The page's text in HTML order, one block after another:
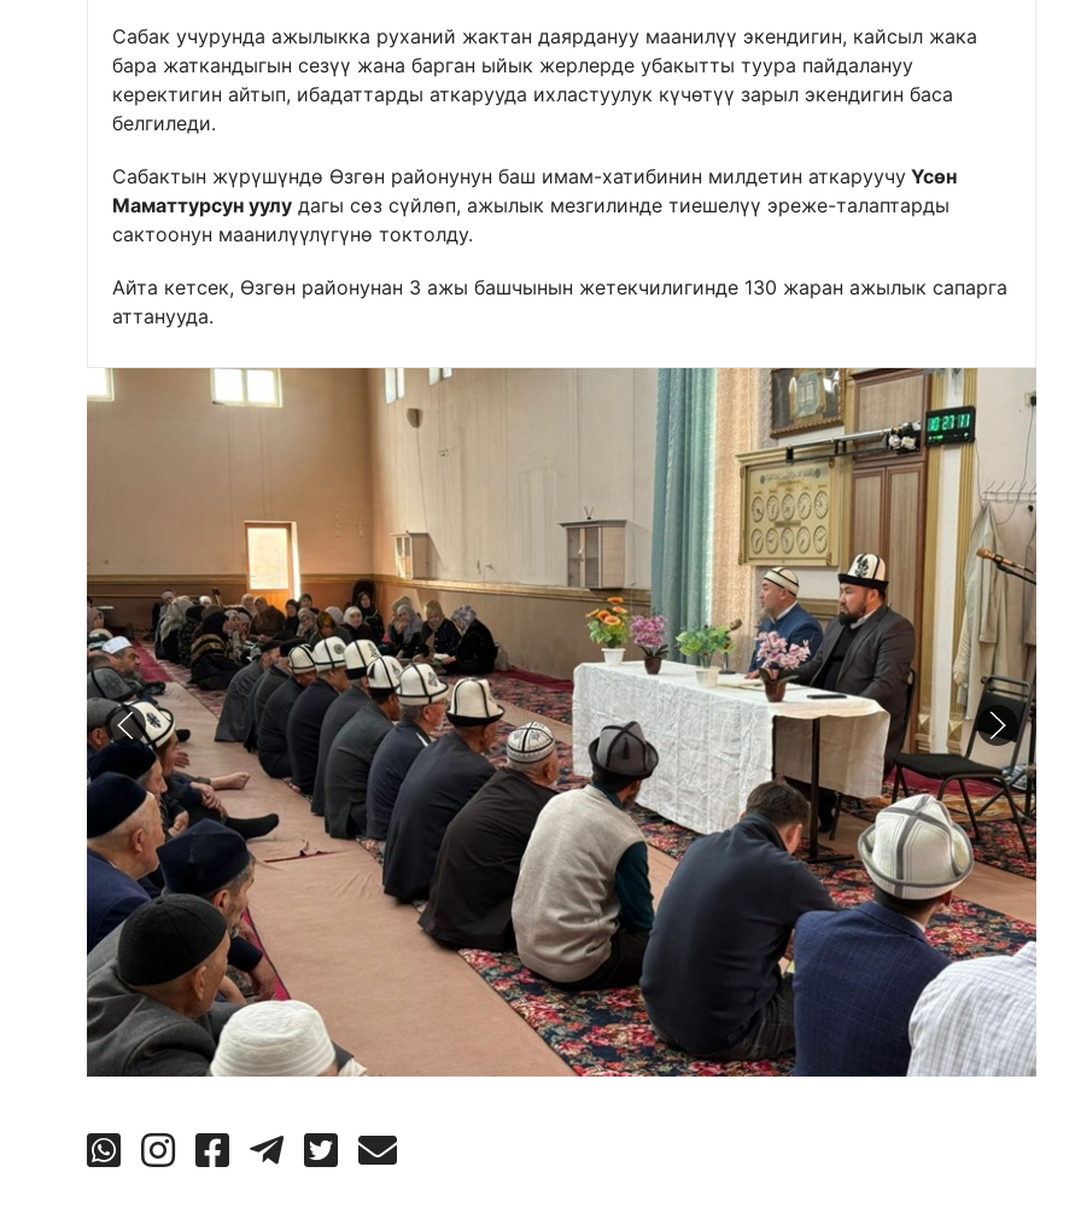
Сабак учурунда ажылыкка руханий жактан даярдануу маанилүү экендигин, кайсыл жака
бара жаткандыгын сезүү жана барган ыйык жерлерде убакытты туура пайдалануу
керектигин айтып, ибадаттарды аткарууда ихластуулук күчөтүү зарыл экендигин баса
белгиледи.
Сабактын жүрүшүндө Өзгөн районунун баш имам-хатибинин милдетин аткаруучу Үсөн
Маматтурсун уулу дагы сөз сүйлөп, ажылык мезгилинде тиешелүү эреже-талаптарды
сактоонун маанилүүлүгүнө токтолду.
Айта кетсек, Өзгөн районунан 3 ажы башчынын жетекчилигинде 130 жаран ажылык сапарга
аттанууда.